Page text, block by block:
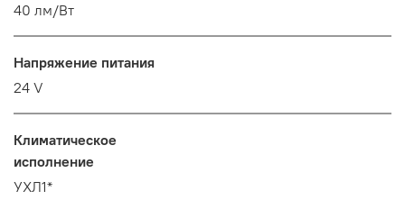
40 лм/Вт
Напряжение питания
24 V
Климатическое
исполнение
УХЛ1*